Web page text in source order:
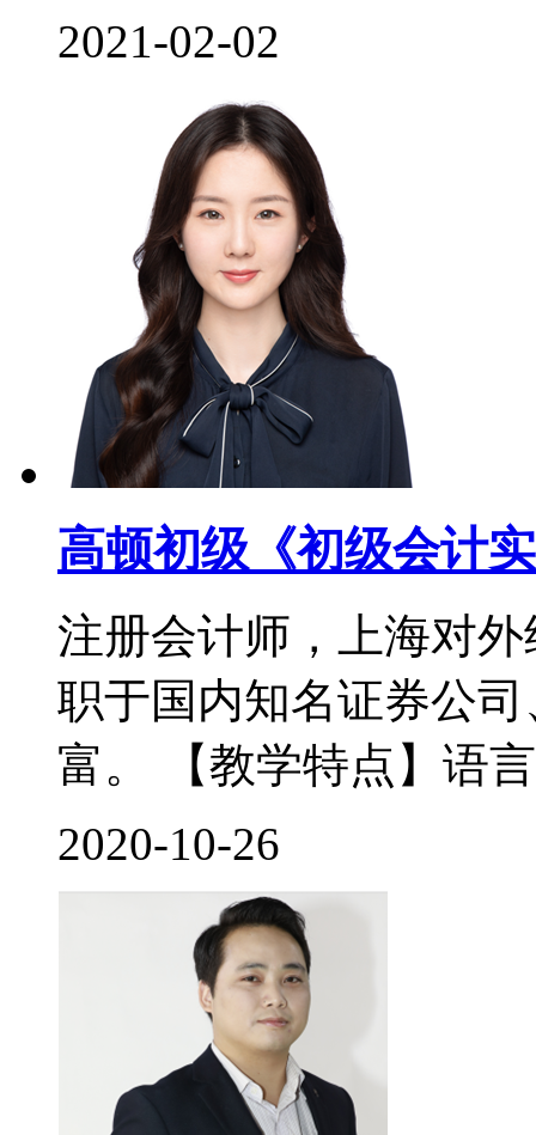
2021-02-02
高顿初级《初级会计
注册会计师，上海对
职于国内知名证券公
富。 【教学特点】语
2020-10-26